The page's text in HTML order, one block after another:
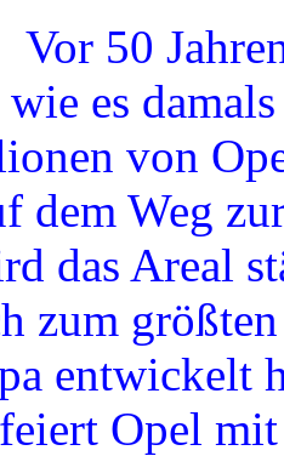
Vor 50
es
von
dem Weg
das Areal
zum
entwickelt
Opel